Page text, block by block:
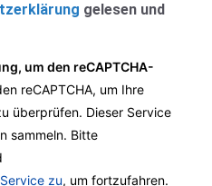
gelesen und
um den reCAPTCHA-
reCAPTCHA, um Ihre
überprüfen. Dieser Service
sammeln. Bitte
zu, um fortzufahren.